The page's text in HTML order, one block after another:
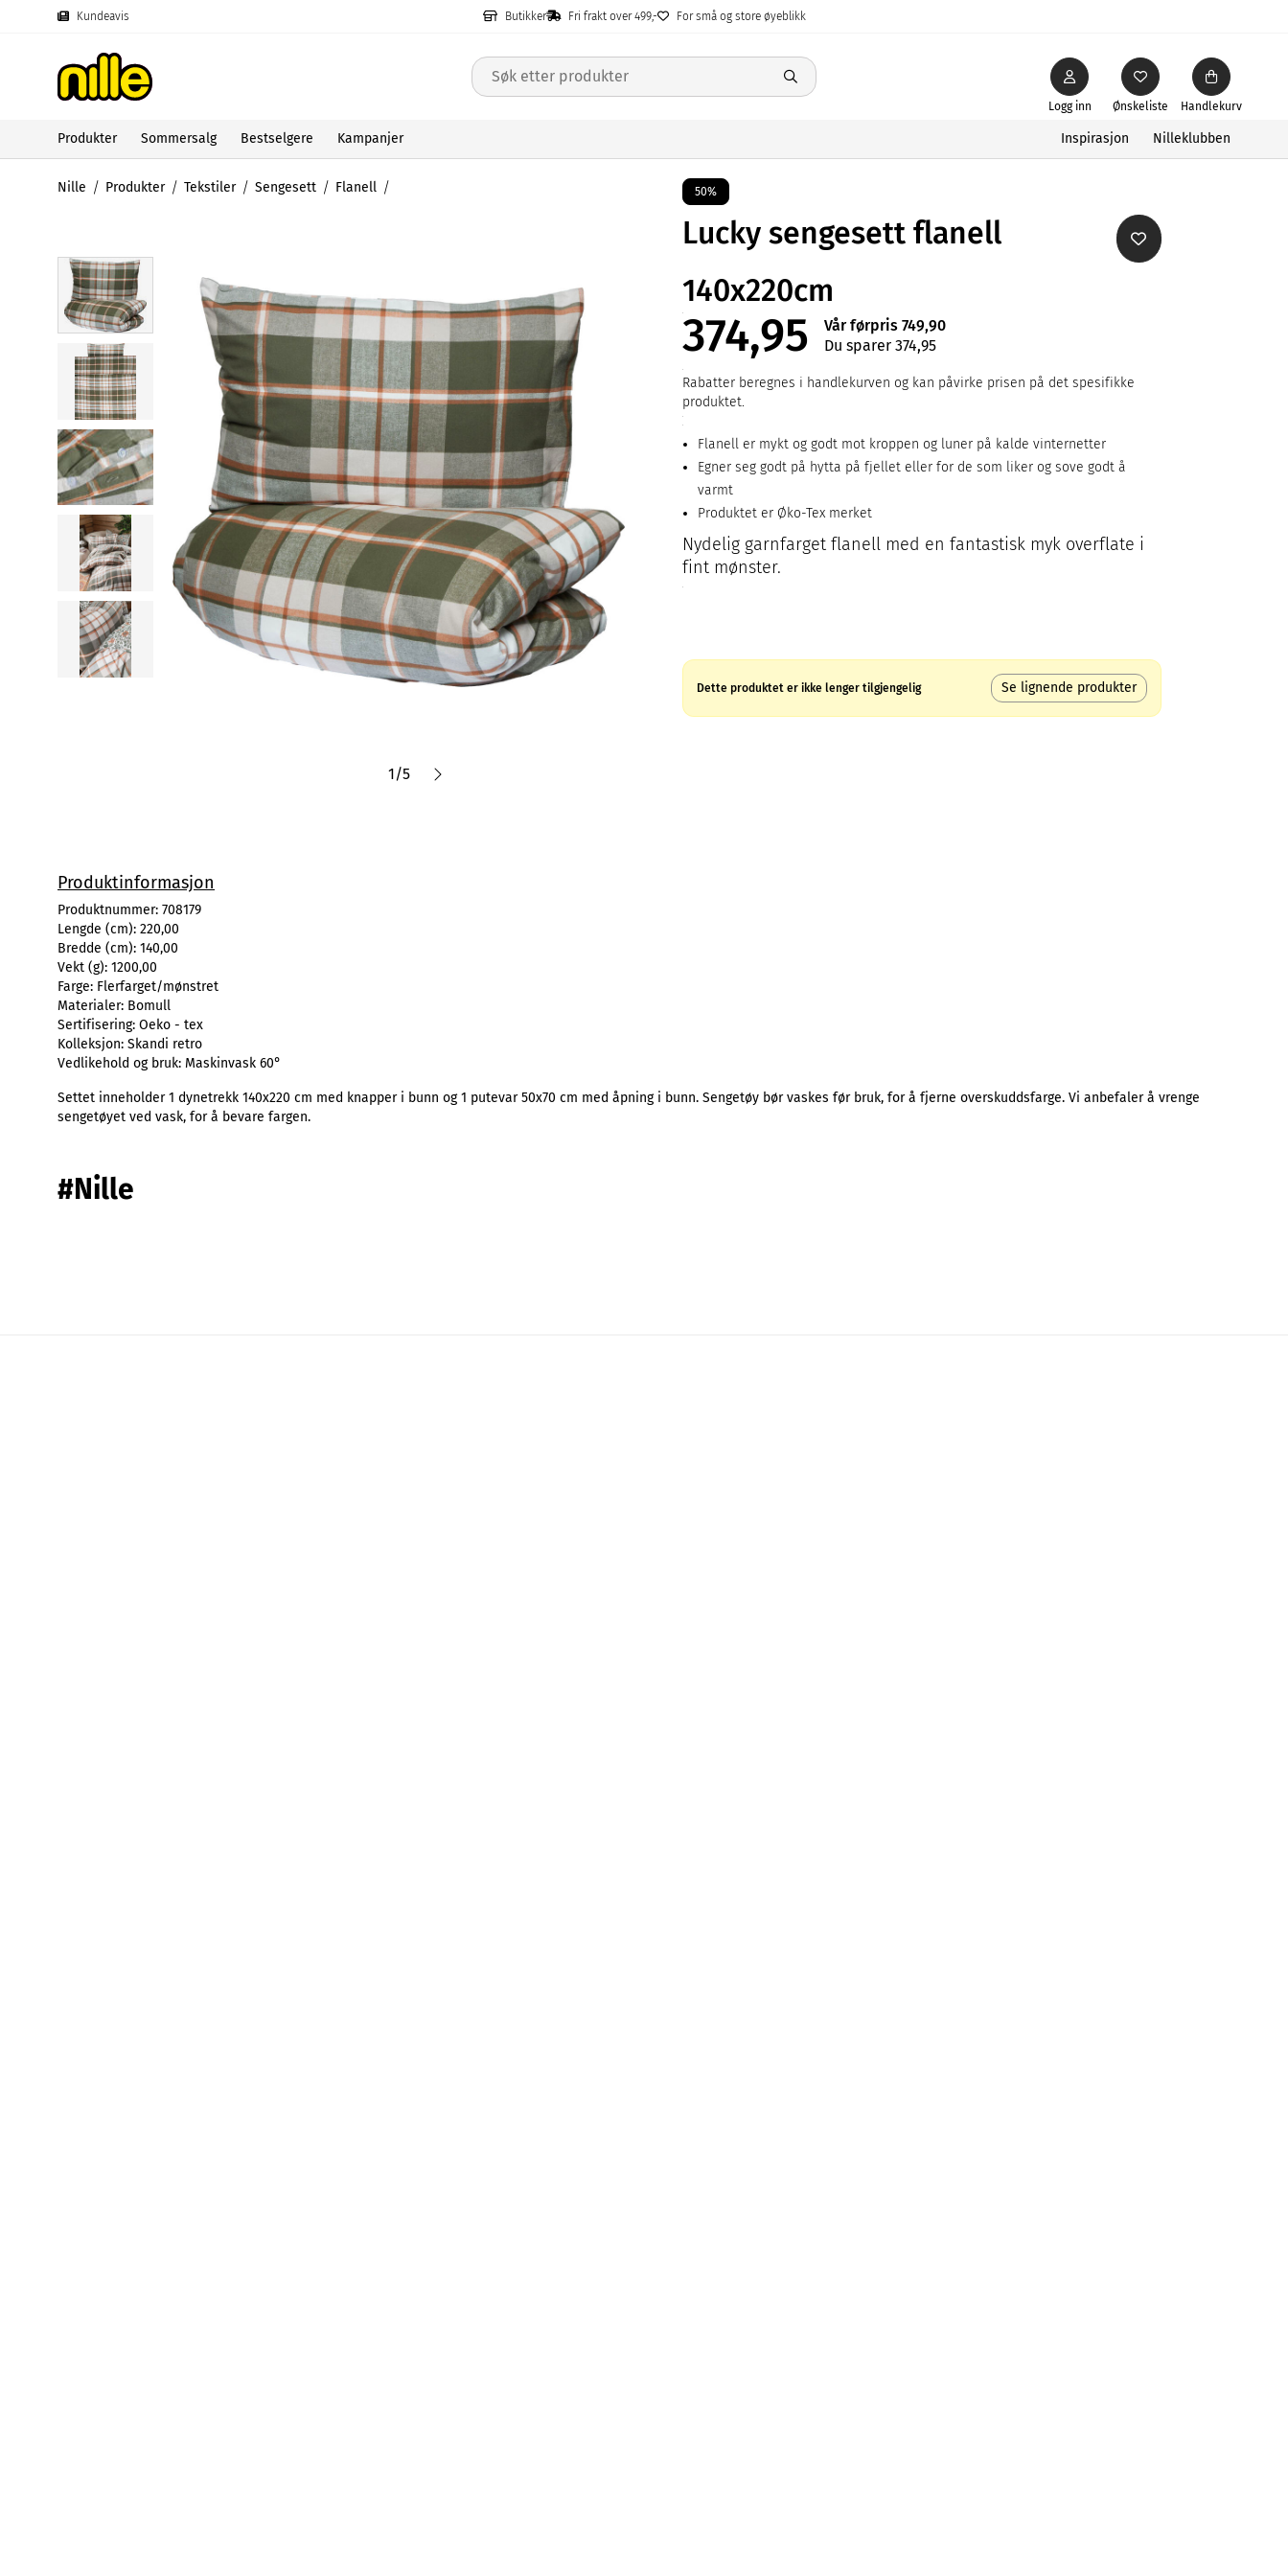
Kundeavis Butikker Fri frakt over 499,- For små og store øyeblikk
Ønskeliste
Logg inn Handlekurv
Produkter Sommersalg Bestselgere Kampanjer Inspirasjon Nilleklubben
Nille Produkter Tekstiler Sengesett Flanell
1/5
50%
Lucky sengesett flanell
140x220cm
374,95
Vår førpris 749,90
Du sparer 374,95
Rabatter beregnes i handlekurven og kan påvirke prisen på det spesifikke
produktet.
Flanell er mykt og godt mot kroppen og luner på kalde vinternetter
Egner seg godt på hytta på fjellet eller for de som liker og sove godt å
varmt
Produktet er Øko-Tex merket
Nydelig garnfarget flanell med en fantastisk myk overflate i
fint mønster.
Dette produktet er ikke lenger tilgjengelig Se lignende produkter
Produktinformasjon
Produktnummer: 708179
Lengde (cm): 220,00
Bredde (cm): 140,00
Vekt (g): 1200,00
Farge: Flerfarget/mønstret
Materialer: Bomull
Sertifisering: Oeko - tex
Kolleksjon: Skandi retro
Vedlikehold og bruk: Maskinvask 60°
Settet inneholder 1 dynetrekk 140x220 cm med knapper i bunn og 1 putevar 50x70 cm med åpning i bunn. Sengetøy bør vaskes før bruk, for å fjerne overskuddsfarge. Vi anbefaler å vrenge
sengetøyet ved vask, for å bevare fargen.
#Nille